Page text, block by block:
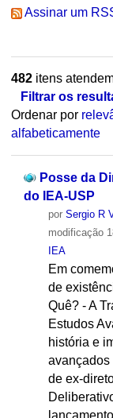
Assinar um
482itens
Filtrar os
Ordenar por
alfabeticamente
Posse da
do IEA-USP
por Sergio R
modificação
IEA
Em
de
Quê? - A
Estudos
história e
avançados
de ex-